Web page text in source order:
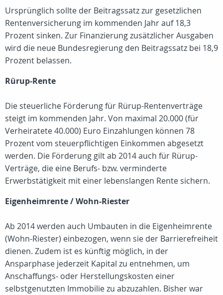
Ursprünglich sollte der Beitragssatz zur gesetzlichen
Rentenversicherung im kommenden Jahr auf 18,3
Prozent sinken. Zur Finanzierung zusätzlicher Ausgaben
wird die neue Bundesregierung den Beitragssatz bei 18,9
Prozent belassen.
Rürup-Rente
Die steuerliche Förderung für Rürup-Rentenverträge
steigt im kommenden Jahr. Von maximal 20.000 (für
Verheiratete 40.000) Euro Einzahlungen können 78
Prozent vom steuerpflichtigen Einkommen abgesetzt
werden. Die Förderung gilt ab 2014 auch für Rürup-
Verträge, die eine Berufs- bzw. verminderte
Erwerbstätigkeit mit einer lebenslangen Rente sichern.
Eigenheimrente / Wohn-Riester
Ab 2014 werden auch Umbauten in die Eigenheimrente
(Wohn-Riester) einbezogen, wenn sie der Barrierefreiheit
dienen. Zudem ist es künftig möglich, in der
Ansparphase jederzeit Kapital zu entnehmen, um
Anschaffungs- oder Herstellungskosten einer
selbstgenutzten Immobilie zu abzuzahlen. Bisher war